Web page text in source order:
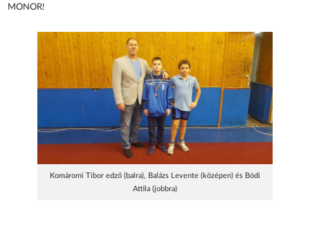
MONOR!
Komáromi Tibor edző (balra), Balázs Levente (középen) és Bódi
Attila (jobbra)